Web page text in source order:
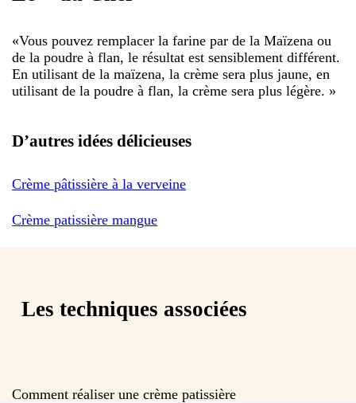
«Vous pouvez remplacer la farine par de la Maïzena ou
de la poudre à flan, le résultat est sensiblement différent.
En utilisant de la maïzena, la crème sera plus jaune, en
utilisant de la poudre à flan, la crème sera plus légère. »
D’autres idées délicieuses
Crème pâtissière à la verveine
Crème patissière mangue
Les techniques associées
Comment réaliser une crème patissière